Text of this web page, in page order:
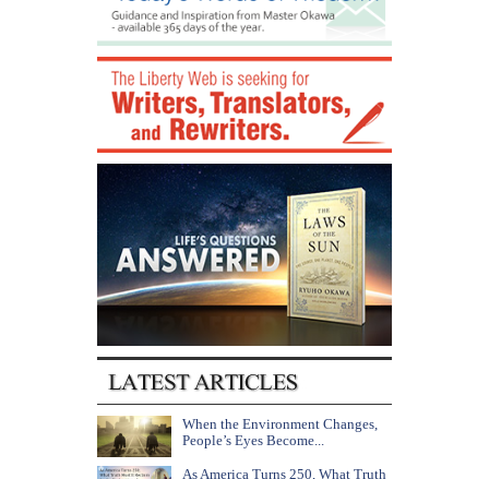
When the Environment Changes,
People’s Eyes Become...
As America Turns 250, What Truth